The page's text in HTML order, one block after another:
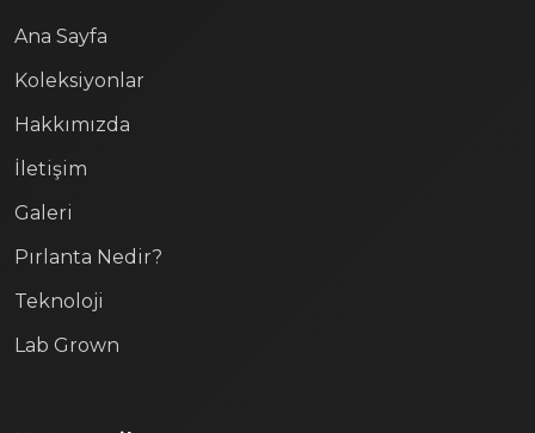
Ana Sayfa
Koleksiyonlar
Hakkımızda
İletişim
Galeri
Pırlanta Nedir?
Teknoloji
Lab Grown